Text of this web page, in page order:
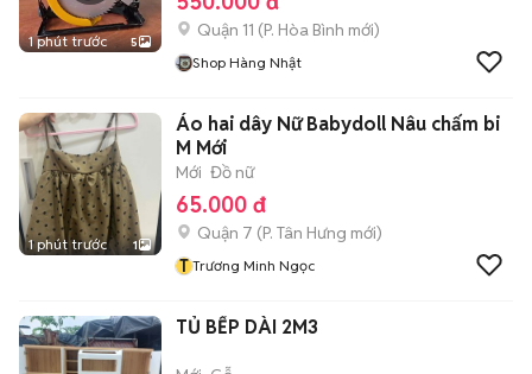
1 phút trước 5
Quận 11 (P. Hòa Bình mới)
Shop Hàng Nhật
1 phút trước 1
Áo hai dây Nữ Babydoll Nâu chấm bi
M Mới
Mới Đồ nữ
65.000 đ
Quận 7 (P. Tân Hưng mới)
T Trương Minh Ngọc
TỦ BẾP DÀI 2M3